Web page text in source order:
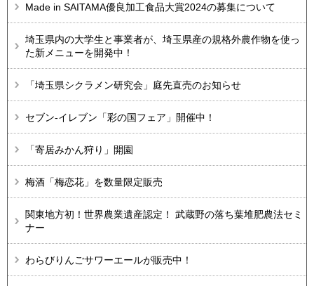
Made in SAITAMA優良加工食品大賞2024の募集について
埼玉県内の大学生と事業者が、埼玉県産の規格外農作物を使っ
た新メニューを開発中！
「埼玉県シクラメン研究会」庭先直売のお知らせ
セブン-イレブン「彩の国フェア」開催中！
「寄居みかん狩り」開園
梅酒「梅恋花」を数量限定販売
関東地方初！世界農業遺産認定！ 武蔵野の落ち葉堆肥農法セミ
ナー
わらびりんごサワーエールが販売中！